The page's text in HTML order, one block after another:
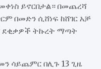
ይኖርበታል። በመጨረሻ
በመድን ሲሸነፍ ከሸገር አቻ
ደቂቃዎች ትኩረት ማጣት
ሳይጨምር በሊጉ 13 ጊዜ